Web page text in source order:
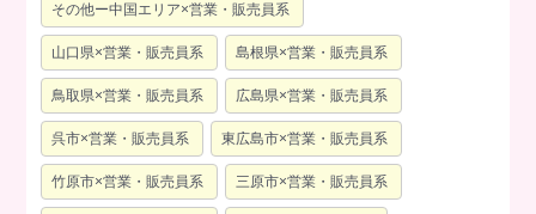
その他ー中国エリア×営業・販売員系
山口県×営業・販売員系 島根県×営業・販売員系
鳥取県×営業・販売員系 広島県×営業・販売員系
呉市×営業・販売員系 東広島市×営業・販売員系
竹原市×営業・販売員系 三原市×営業・販売員系